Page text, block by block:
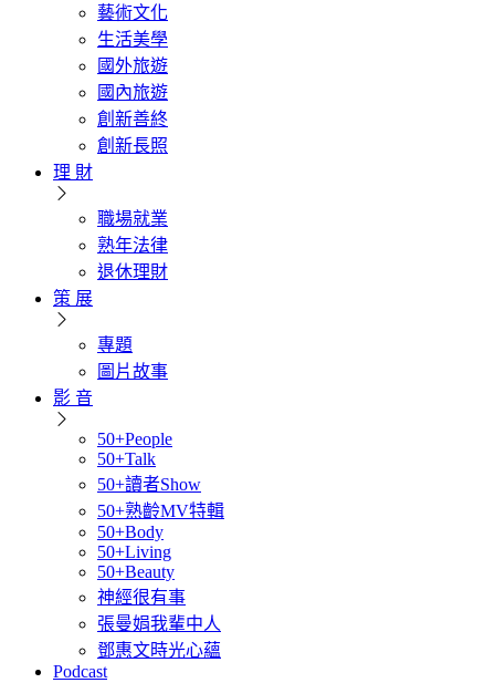
藝術文化
生活美學
國外旅遊
國內旅遊
創新善終
創新長照
理 財
職場就業
熟年法律
退休理財
策 展
專題
圖片故事
影 音
50+People
50+Talk
50+讀者Show
50+熟齡MV特輯
50+Body
50+Living
50+Beauty
神經很有事
張曼娟我輩中人
鄧惠文時光心蘊
Podcast